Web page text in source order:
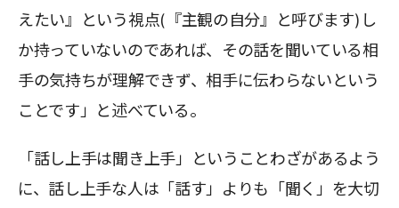
えたい』という視点(『主観の自分』と呼びます)し
か持っていないのであれば、その話を聞いている相
手の気持ちが理解できず、相手に伝わらないという
ことです」と述べている。
「話し上手は聞き上手」ということわざがあるよう
に、話し上手な人は「話す」よりも「聞く」を大切